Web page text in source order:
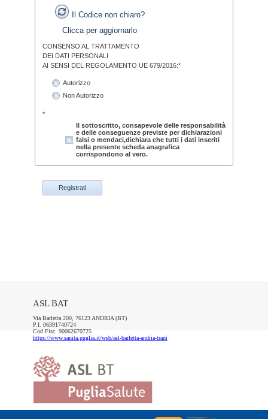
Il Codice non chiaro?
Clicca per aggiornarlo
CONSENSO AL TRATTAMENTO
DEI DATI PERSONALI
AI SENSI DEL REGOLAMENTO UE 679/2016:*
Autorizzo
Non Autorizzo
*
Il sottoscritto, consapevole delle responsabilità
e delle conseguenze previste per dichiarazioni
falsi o mendaci,dichiara che tutti i dati inseriti
nella presente scheda anagrafica
corrispondono al vero.
Registrati
ASL BAT
Via Barletta 200, 76123 ANDRIA (BT)
P.I. 06391740724
Cod.Fisc. 90062670725
https://www.sanita.puglia.it/web/asl-barletta-andria-trani